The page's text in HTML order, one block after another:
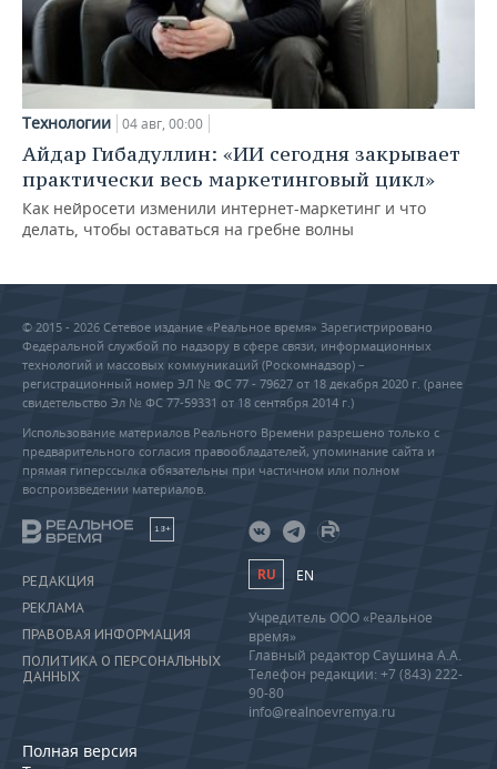
Технологии 04 авг, 00:00
Айдар Гибадуллин: «ИИ сегодня закрывает
практически весь маркетинговый цикл»
Как нейросети изменили интернет-маркетинг и что
делать, чтобы оставаться на гребне волны
© 2015 - 2026 Сетевое издание «Реальное время» Зарегистрировано
Федеральной службой по надзору в сфере связи, информационных
технологий и массовых коммуникаций (Роскомнадзор) –
регистрационный номер ЭЛ № ФС 77 - 79627 от 18 декабря 2020 г. (ранее
свидетельство Эл № ФС 77-59331 от 18 сентября 2014 г.)
Использование материалов Реального Времени разрешено только с
предварительного согласия правообладателей, упоминание сайта и
прямая гиперссылка обязательны при частичном или полном
воспроизведении материалов.
18+
РЕДАКЦИЯ
РЕКЛАМА
ПРАВОВАЯ ИНФОРМАЦИЯ
ПОЛИТИКА О ПЕРСОНАЛЬНЫХ
ДАННЫХ
Полная версия
RU EN
Учредитель ООО «Реальное
время»
Главный редактор Саушина А.А.
Телефон редакции: +7 (843) 222-
90-80
info@realnoevremya.ru